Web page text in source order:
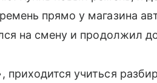
прямо у магазина
на смену и продолжил
приходится учиться